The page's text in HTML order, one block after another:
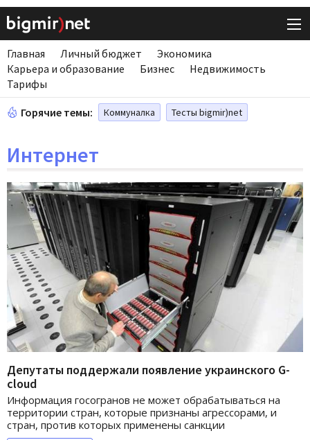
Главная Личный бюджет
Экономика
Карьера и образование
Бизнес
Недвижимость
Тарифы
Горячие темы: Коммуналка Тесты bigmir)net
Интернет
Депутаты поддержали появление украинского G-
cloud
Информация госогранов не может обрабатываться на
территории стран, которые признаны агрессорами, и
стран, против которых применены санкции